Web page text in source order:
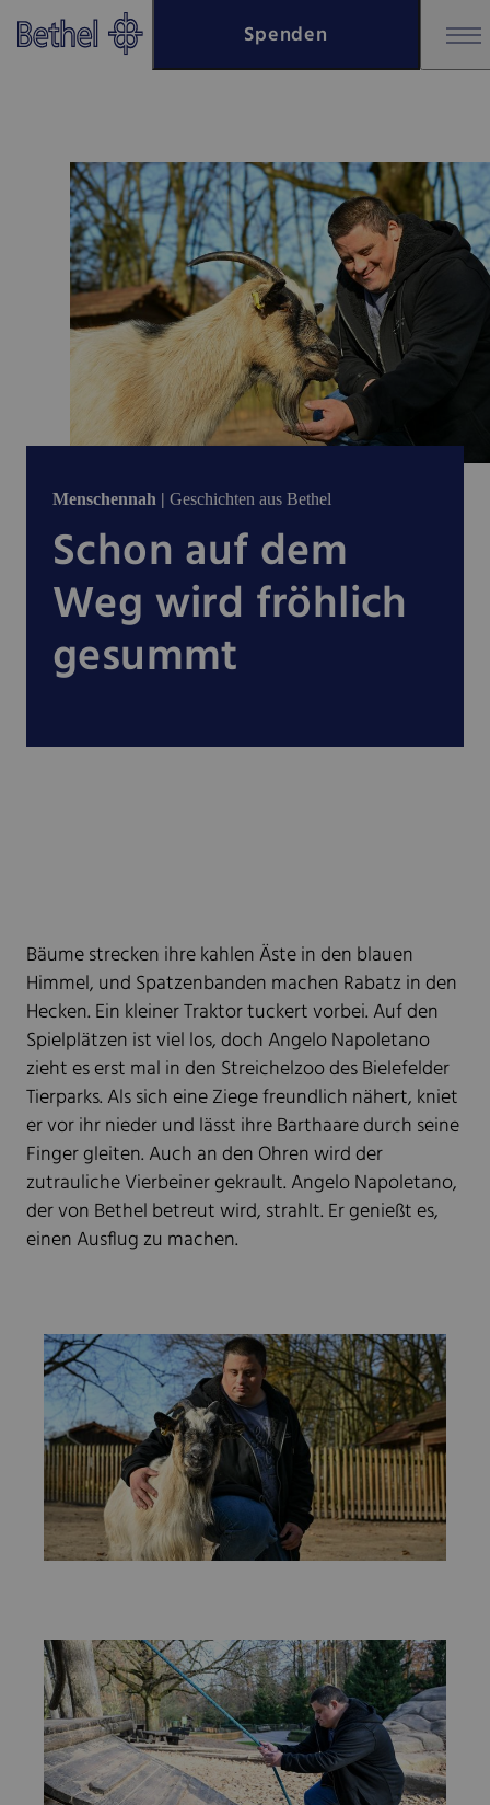
Zum Hauptinhalt springen
Zur Fußzeile springen
Spenden
Menschennah | Geschichten aus Bethel
Schon auf dem
Weg wird fröhlich
gesummt
Bäume strecken ihre kahlen Äste in den blauen
Himmel, und Spatzenbanden machen Rabatz in den
Hecken. Ein kleiner Traktor tuckert vorbei. Auf den
Spielplätzen ist viel los, doch Angelo Napoletano
zieht es erst mal in den Streichelzoo des Bielefelder
Tierparks. Als sich eine Ziege freundlich nähert, kniet
er vor ihr nieder und lässt ihre Barthaare durch seine
Finger gleiten. Auch an den Ohren wird der
zutrauliche Vierbeiner gekrault. Angelo Napoletano,
der von Bethel betreut wird, strahlt. Er genießt es,
einen Ausflug zu machen.